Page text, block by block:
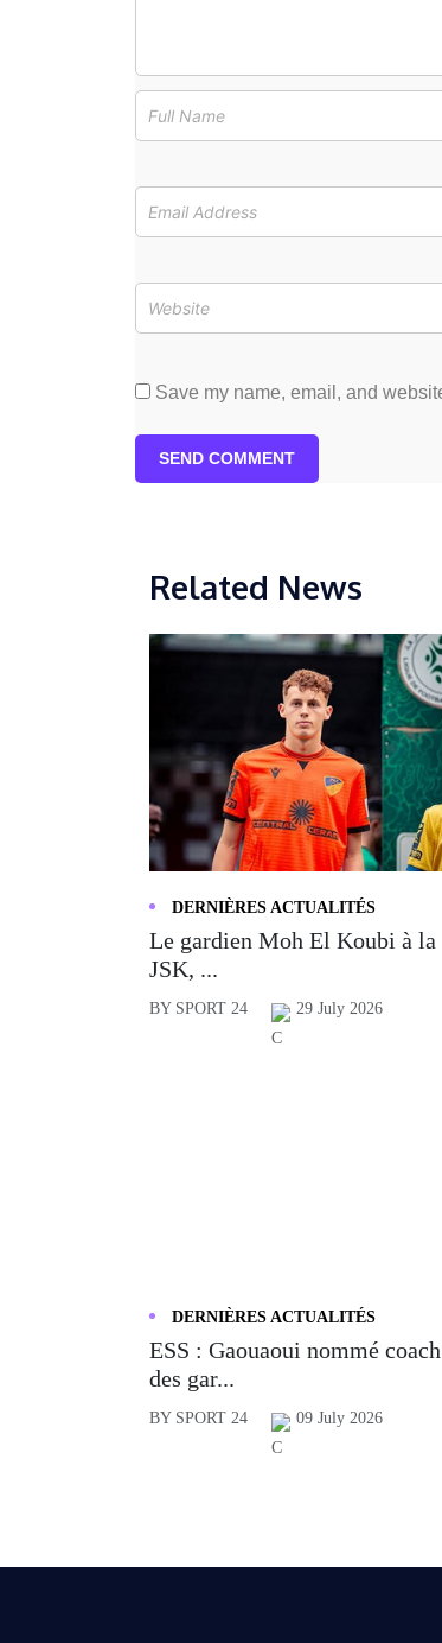
Save my name, email, and
SEND COMMENT
Related News
DERNIÈRES ACTUALITÉS
Le gardien Moh El Koubi à la
JSK, ...
BY SPORT 24 29 July 2026
DERNIÈRES ACTUALITÉS
ESS : Gaouaoui nommé coach
des gar...
BY SPORT 24 09 July 2026